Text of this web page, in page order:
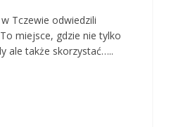
Tczewie odwiedzili
miejsce, gdzie nie tylko
ale także skorzystać…..